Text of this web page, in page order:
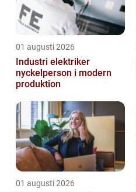
01 augusti 2026
Industri elektriker
nyckelperson i modern
produktion
01 augusti 2026